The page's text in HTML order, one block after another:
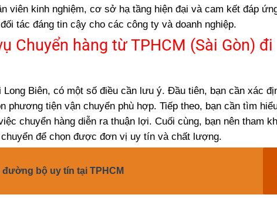
viên kinh nghiệm, cơ sở hạ tầng hiện đại và cam kết đáp
tác đáng tin cậy cho các công ty và doanh nghiệp.
Chuyển hàng từ TPHCM (Sài Gòn) đi
Biên, có một số điều cần lưu ý. Đầu tiên, bạn cần xác
phương tiện vận chuyển phù hợp. Tiếp theo, bạn cần tìm
chuyển hàng diễn ra thuận lợi. Cuối cùng, bạn nên tham
để chọn được đơn vị uy tín và chất lượng.
bộ uy tín tại TPHCM